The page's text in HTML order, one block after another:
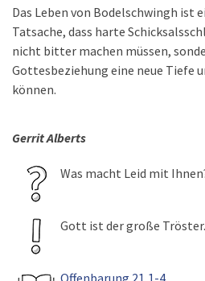
Das Leben von Bodelschwingh ist
Tatsache, dass harte
nicht bitter machen müssen,
Gottesbeziehung eine neue Tiefe
können.
Gerrit Alberts
Was macht Leid mit
Gott ist der große Tröster.
Offenbarung 21,1-4